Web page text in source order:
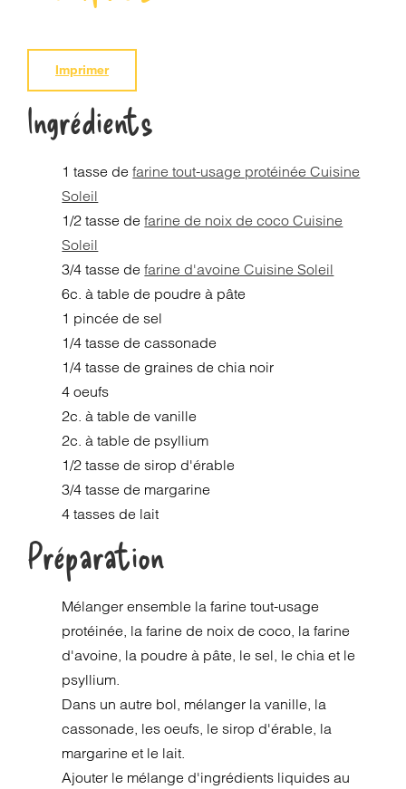
Imprimer
Ingrédients
1 tasse defarine tout-usage protéinée Cuisine
Soleil
1/2 tasse defarine de noix de coco Cuisine
Soleil
3/4 tasse defarine d'avoine Cuisine Soleil
6c. à table de poudre à pâte
1 pincée de sel
1/4 tasse de cassonade
1/4 tasse de graines de chia noir
4 oeufs
2c. à table de vanille
2c. à table de psyllium
1/2 tasse de sirop d'érable
3/4 tasse de margarine
4 tasses de lait
Préparation
Mélanger ensemble la farine tout-usage
protéinée, la farine de noix de coco, la farine
d'avoine, la poudre à pâte, le sel, le chia et le
psyllium.
Dans un autre bol, mélanger la vanille, la
cassonade, les oeufs, le sirop d'érable, la
margarine et le lait.
Ajouter le mélange d'ingrédients liquides au